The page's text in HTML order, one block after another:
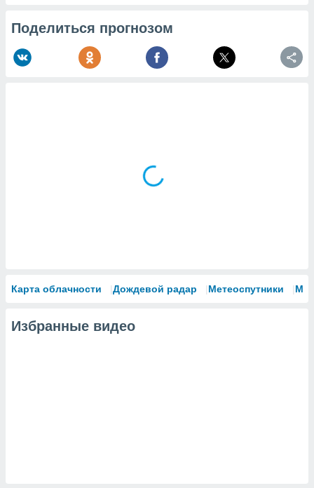
Поделиться прогнозом
Карта облачности Дождевой радар Метеоспутники
Избранные видео